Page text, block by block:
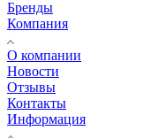
Бренды
Компания
О компании
Новости
Отзывы
Контакты
Информация